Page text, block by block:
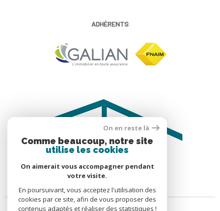
ADHÉRENTS
On en reste là
Comme beaucoup, notre site
utilise les cookies
On aimerait vous accompagner pendant
votre visite.
En poursuivant, vous acceptez l'utilisation des
cookies par ce site, afin de vous proposer des
contenus adaptés et réaliser des statistiques !